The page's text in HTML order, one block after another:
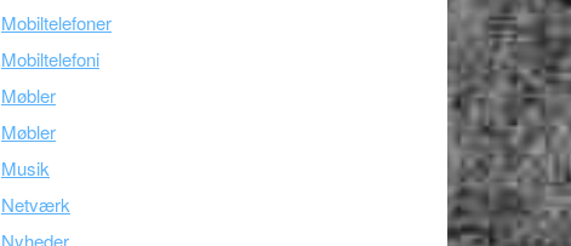
Mobiltelefoner
Mobiltelefoni
Møbler
Møbler
Musik
Netværk
Nyheder